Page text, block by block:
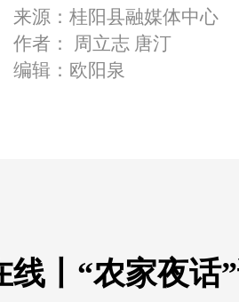
来源：桂阳县融媒体中心
作者： 周立志 唐汀
编辑：欧阳泉
线丨“农家夜话